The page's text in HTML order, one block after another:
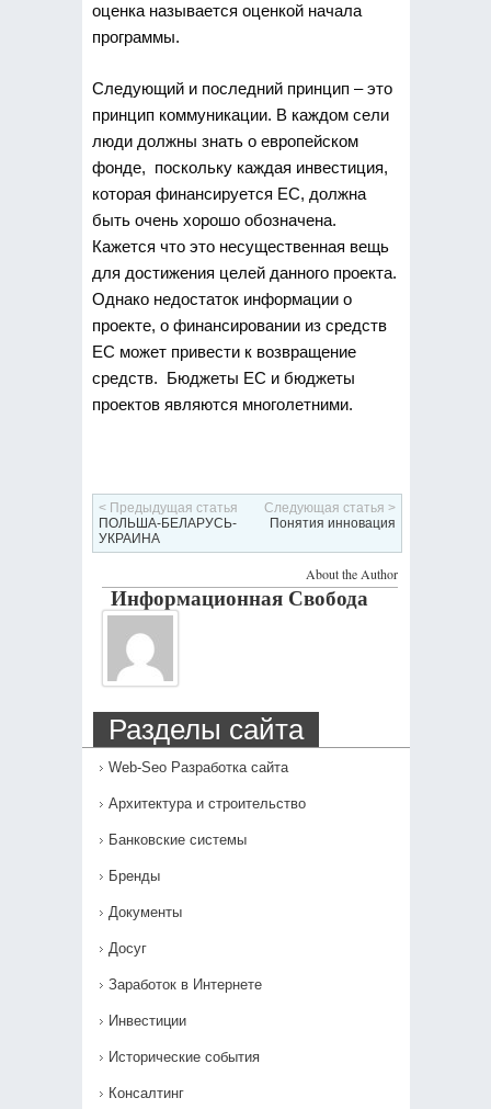
оценка называется оценкой начала
программы.
Следующий и последний принцип – это
принцип коммуникации. В каждом сели
люди должны знать о европейском
фонде, поскольку каждая инвестиция,
которая финансируется ЕС, должна
быть очень хорошо обозначена.
Кажется что это несущественная вещь
для достижения целей данного проекта.
Однако недостаток информации о
проекте, о финансировании из средств
ЕС может привести к возвращение
средств. Бюджеты ЕС и бюджеты
проектов являются многолетними.
< Предыдущая статья
ПОЛЬША-БЕЛАРУСЬ-
УКРАИНА
Следующая статья >
Понятия инновация
About the Author
Информационная Свобода
Разделы сайта
Web-Seo Разработка сайта
Архитектура и строительство
Банковские системы
Бренды
Документы
Досуг
Заработок в Интернете
Инвестиции
Исторические события
Консалтинг